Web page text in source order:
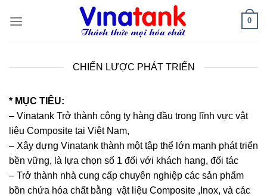
0
CHIẾN LƯỢC PHÁT TRIỂN
* MỤC TIÊU:
– Vinatank Trở thành công ty hàng đầu trong lĩnh vực vật
liệu Composite tại Việt Nam,
– Xây dựng Vinatank thành một tập thể lớn mạnh phát triển
bền vững, là lựa chọn số 1 đối với khách hang, đối tác
– Trở thành nhà cung cấp chuyên nghiệp các sản phẩm
bồn chứa hóa chất bằng vật liệu Composite ,Inox, và các